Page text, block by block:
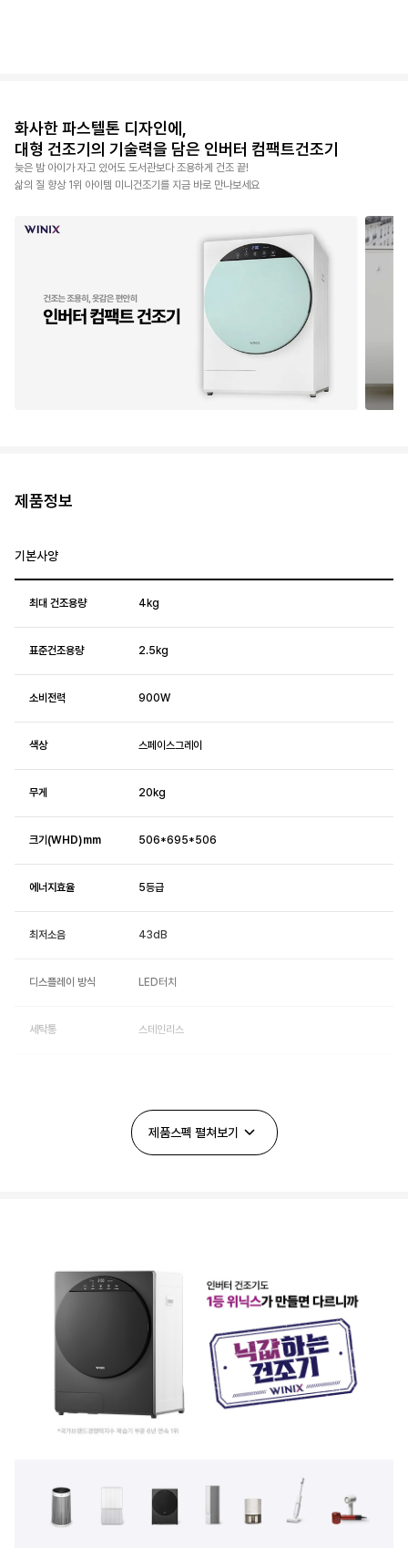
화사한 파스텔톤 디자인에,
대형 건조기의 기술력을 담은 인버터 컴팩트건조기
늦은 밤 아이가 자고 있어도 도서관보다 조용하게 건조 끝!
삶의 질 향상 1위 아이템 미니건조기를 지금 바로 만나보세요
제품정보
기본사양
최대 건조용량 4kg
표준건조용량 2.5kg
소비전력 900W
색상 스페이스그레이
무게 20kg
크기(WHD)mm 506*695*506
에너지효율 5등급
최저소음 43dB
디스플레이 방식 LED터치
세탁통 스테인리스
O
자동전원꺼짐 O
O
부품보유기간 5년
제품스펙 펼쳐보기